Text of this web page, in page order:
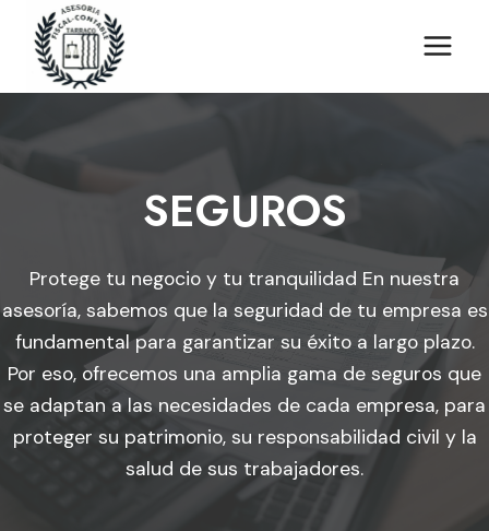
Saltar
contenido
SEGUROS
Protege tu negocio y tu tranquilidad En nuestra
asesoría, sabemos que la seguridad de tu empresa es
fundamental para garantizar su éxito a largo plazo.
Por eso, ofrecemos una amplia gama de seguros que
se adaptan a las necesidades de cada empresa, para
proteger su patrimonio, su responsabilidad civil y la
salud de sus trabajadores.